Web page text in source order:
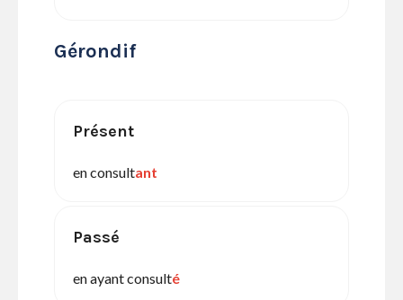
Gérondif
Présent
en consultant
Passé
en ayant consulté